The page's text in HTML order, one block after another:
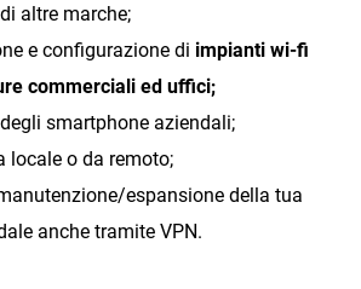
altre marche;
e configurazione di impianti wi-fi
commerciali ed uffici;
smartphone aziendali;
locale o da remoto;
espansione della tua
anche tramite VPN.